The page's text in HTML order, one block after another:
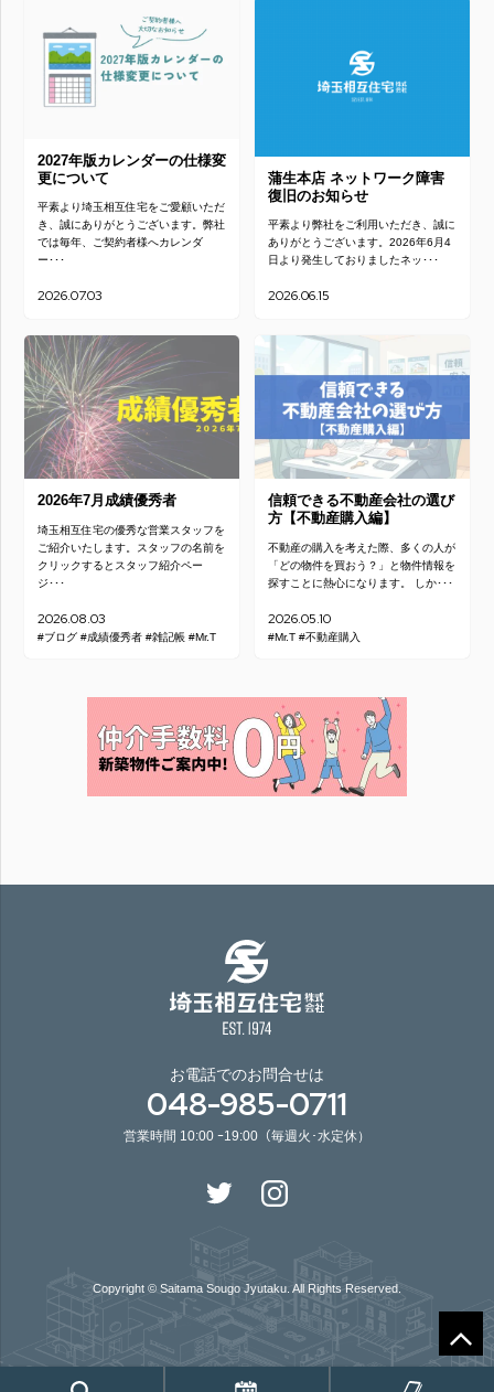
2027年版カレンダーの仕様変
更について
平素より埼玉相互住宅をご愛顧いただ
き、誠にありがとうございます。弊社
では毎年、ご契約者様へカレンダ
ー･･･
2026.07.03
蒲生本店 ネットワーク障害
復旧のお知らせ
平素より弊社をご利用いただき、誠に
ありがとうございます。2026年6月4
日より発生しておりましたネッ･･･
2026.06.15
2026年7月成績優秀者
埼玉相互住宅の優秀な営業スタッフを
ご紹介いたします。スタッフの名前を
クリックするとスタッフ紹介ペー
ジ･･･
2026.08.03
#ブログ #成績優秀者 #雑記帳 #Mr.T
信頼できる不動産会社の選び
方【不動産購入編】
不動産の購入を考えた際、多くの人が
「どの物件を買おう？」と物件情報を
探すことに熱心になります。 しか･･･
2026.05.10
#Mr.T #不動産購入
お電話でのお問合せは
048-985-0711
営業時間 10:00 ｰ19:00（毎週火･水定休）
Copyright © Saitama Sougo Jyutaku. All Rights Reserved.